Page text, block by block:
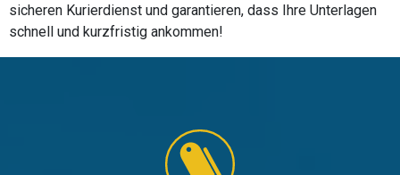
sicheren Kurierdienst und garantieren, dass Ihre Unterlagen
schnell und kurzfristig ankommen!